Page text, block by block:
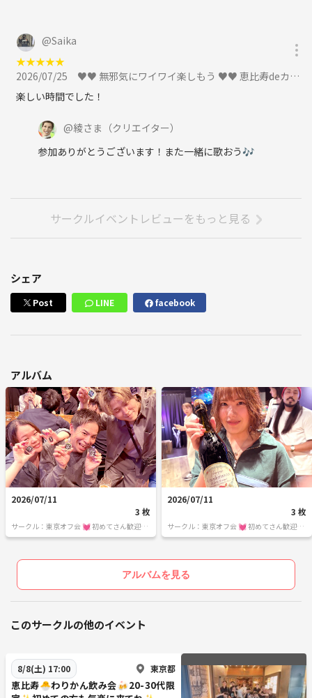
@Saika
★★★★★
2026/07/25
♥♥ 無邪気にワイワイ楽しもう ♥♥ 恵比寿deカラオケオフ会 📯 ３時間飲み放題 🍷 歌って飲んで楽しもう🎤に参加
楽しい時間でした！
@綾さま （クリエイター）
参加ありがとうございます！また一緒に歌おう🎶
サークルイベントレビューをもっと見る
シェア
Post LINE facebook
アルバム
2026/07/11
3 枚
サークル：東京オフ会 💓 初めてさん歓迎の
飲み会です 💓 男女関係なく純粋に友達作り
欲しい・地方出身者の方～是非来て下さいね
2026/07/11
3 枚
サークル：東京オフ会 💓 初めてさん歓迎の
飲み会です 💓 男女関係なく純粋に友達作り
欲しい・地方出身者の方～是非来て下さいね
♪ 毎週遊べるほんとうの友達作りをしよう
✨
アルバムを見る
このサークルの他のイベント
8/8(土) 17:00 東京都
恵比寿🐣わりかん飲み会🍻20-30代限